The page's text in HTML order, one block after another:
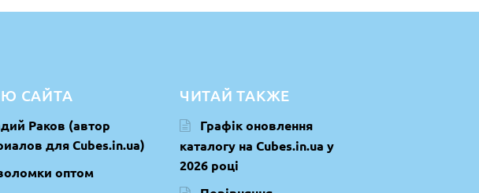
САЙТА
Раков (автор
для Cubes.in.ua)
оптом
ЧИТАЙ ТАКЖЕ
Графік оновлення
каталогу на Cubes.in.ua у
2026 році